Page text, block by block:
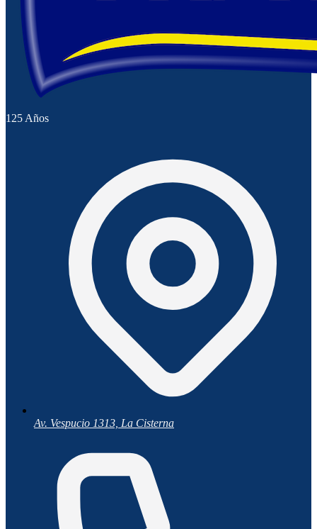
125 Años
Av. Vespucio 1313, La Cisterna